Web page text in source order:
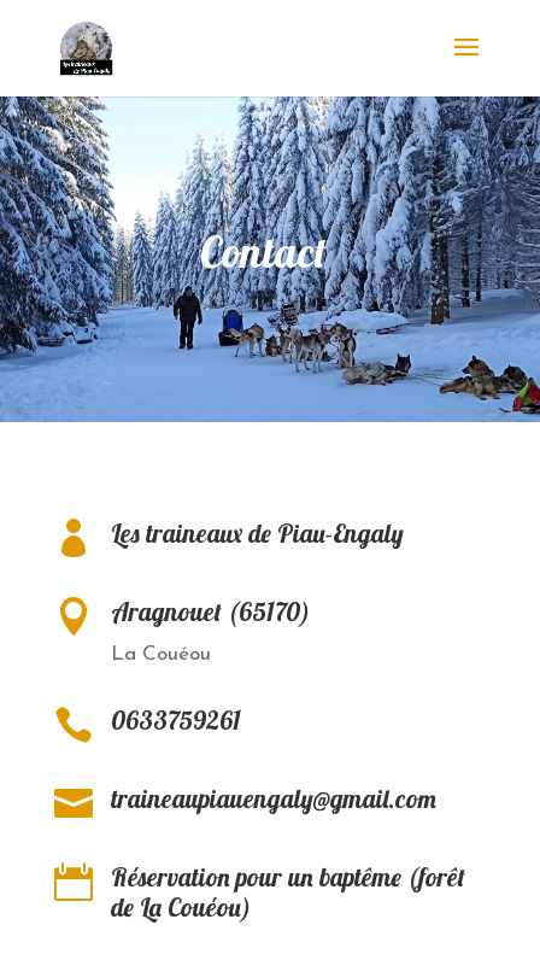
Contact
 Les traineaux de Piau-Engaly
 Aragnouet (65170)
La Couéou
 0633759261
 traineaupiauengaly@gmail.com

Réservation pour un baptême (forêt
de La Couéou)